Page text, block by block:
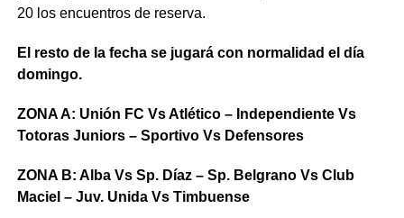
20 los encuentros de reserva.
El resto de la fecha se jugará con normalidad el día
domingo.
ZONA A: Unión FC Vs Atlético – Independiente Vs
Totoras Juniors – Sportivo Vs Defensores
ZONA B: Alba Vs Sp. Díaz – Sp. Belgrano Vs Club
Maciel – Juv. Unida Vs Timbuense